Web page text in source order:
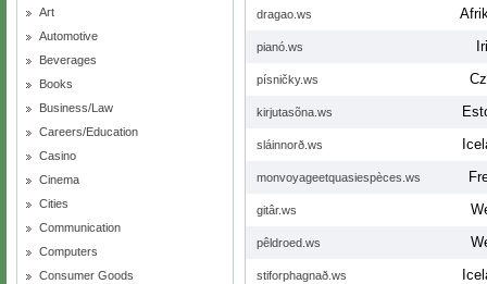
Art
Automotive
Beverages
Books
Business/Law
Careers/Education
Casino
Cinema
Cities
Communication
Computers
Consumer Goods
dragao.ws
pianó.ws
písničky.ws
kirjutasõna.ws
sláinnorð.ws
monvoyageetquasiespèces.ws
gitâr.ws
pêldroed.ws
stiforphagnað.ws